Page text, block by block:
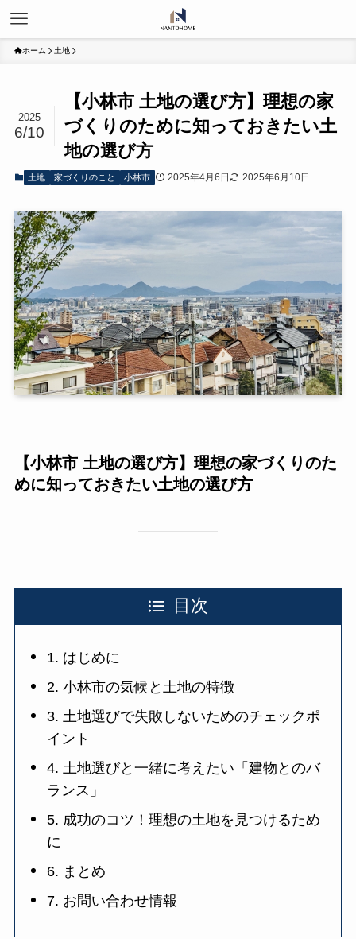
ホーム 土地
【小林市 土地の選び方】理想の家
づくりのために知っておきたい土
地の選び方
2025
6/10
土地 家づくりのこと 小林市 2025年4月6日 2025年6月10日
【小林市 土地の選び方】理想の家づくりのた
めに知っておきたい土地の選び方
目次
1. はじめに
2. 小林市の気候と土地の特徴
3. 土地選びで失敗しないためのチェックポ
イント
4. 土地選びと一緒に考えたい「建物とのバ
ランス」
5. 成功のコツ！理想の土地を見つけるため
に
6. まとめ
7. お問い合わせ情報